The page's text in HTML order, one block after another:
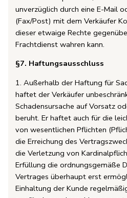
unverzüglich durch eine E-Mail
(Fax/Post) mit dem Verkäufer
dieser etwaige Rechte
Frachtdienst wahren kann.
§7. Haftungsausschluss
1. Außerhalb der Haftung für
haftet der Verkäufer
Schadensursache auf Vorsatz
beruht. Er haftet auch für die
von wesentlichen Pflichten
die Erreichung des
die Verletzung von
Erfüllung die ordnungsgemäße
Vertrages überhaupt erst
Einhaltung der Kunde